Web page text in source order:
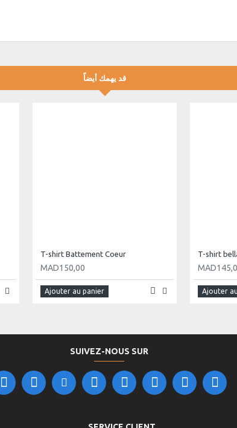
قد يهمك أيضاً
T-shirt Battement Coeur
MAD150,00
Ajouter au panier
T-shirt
Ajouter
SUIVEZ-NOUS SUR